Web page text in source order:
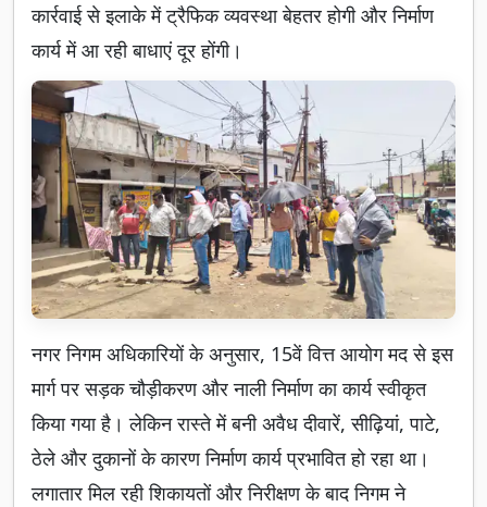
कार्रवाई से इलाके में ट्रैफिक व्यवस्था बेहतर होगी और निर्माण
कार्य में आ रही बाधाएं दूर होंगी।
नगर निगम अधिकारियों के अनुसार, 15वें वित्त आयोग मद से इस
मार्ग पर सड़क चौड़ीकरण और नाली निर्माण का कार्य स्वीकृत
किया गया है। लेकिन रास्ते में बनी अवैध दीवारें, सीढ़ियां, पाटे,
ठेले और दुकानों के कारण निर्माण कार्य प्रभावित हो रहा था।
लगातार मिल रही शिकायतों और निरीक्षण के बाद निगम ने